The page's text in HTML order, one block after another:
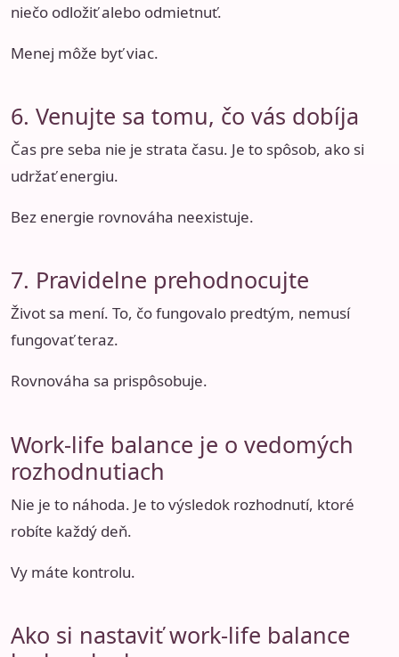
niečo odložiť alebo odmietnuť.
Menej môže byť viac.
6. Venujte sa tomu, čo vás dobíja
Čas pre seba nie je strata času. Je to spôsob, ako si
udržať energiu.
Bez energie rovnováha neexistuje.
7. Pravidelne prehodnocujte
Život sa mení. To, čo fungovalo predtým, nemusí
fungovať teraz.
Rovnováha sa prispôsobuje.
Work-life balance je o vedomých
rozhodnutiach
Nie je to náhoda. Je to výsledok rozhodnutí, ktoré
robíte každý deň.
Vy máte kontrolu.
Ako si nastaviť work-life balance